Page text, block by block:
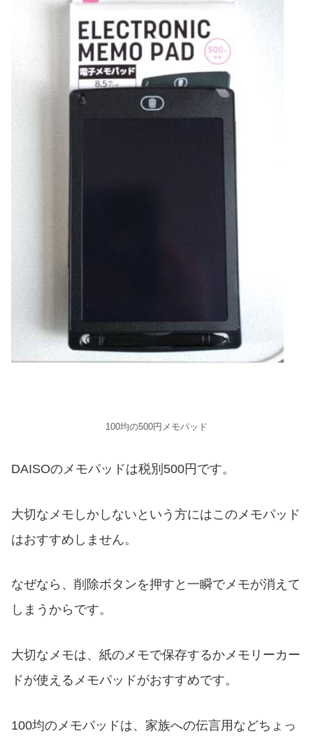
100均の500円メモパッド
DAISOのメモパッドは税別500円です。
大切なメモしかしないという方にはこのメモパッド
はおすすめしません。
なぜなら、削除ボタンを押すと一瞬でメモが消えて
しまうからです。
大切なメモは、紙のメモで保存するかメモリーカー
ドが使えるメモパッドがおすすめです。
100均のメモパッドは、家族への伝言用などちょっ